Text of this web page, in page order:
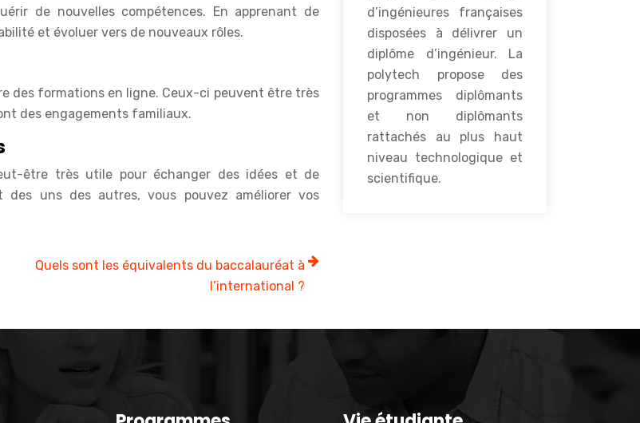
de nouvelles compétences. En apprenant de
et évoluer vers de nouveaux rôles.
des formations en ligne. Ceux-ci peuvent être très
des engagements familiaux.
être très utile pour échanger des idées et de
des uns des autres, vous pouvez améliorer vos
Quels sont les équivalents du baccalauréat à
l’international ?
d’ingénieures françaises
disposées à délivrer un
diplôme d’ingénieur. La
polytech propose des
programmes diplômants
et non diplômants
rattachés au plus haut
niveau technologique et
scientifique.